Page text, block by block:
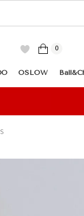
0
OSLOW